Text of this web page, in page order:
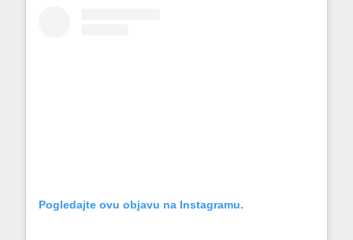
Pogledajte ovu objavu na Instagramu.